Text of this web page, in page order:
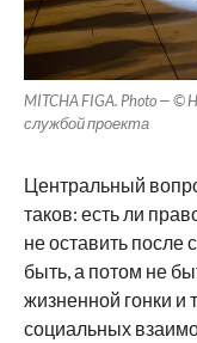
MITCHA FIGA. Photo — ©
службой проекта
Центральный
таков: есть ли
не оставить после
быть, а потом не
жизненной гонки и
социальных